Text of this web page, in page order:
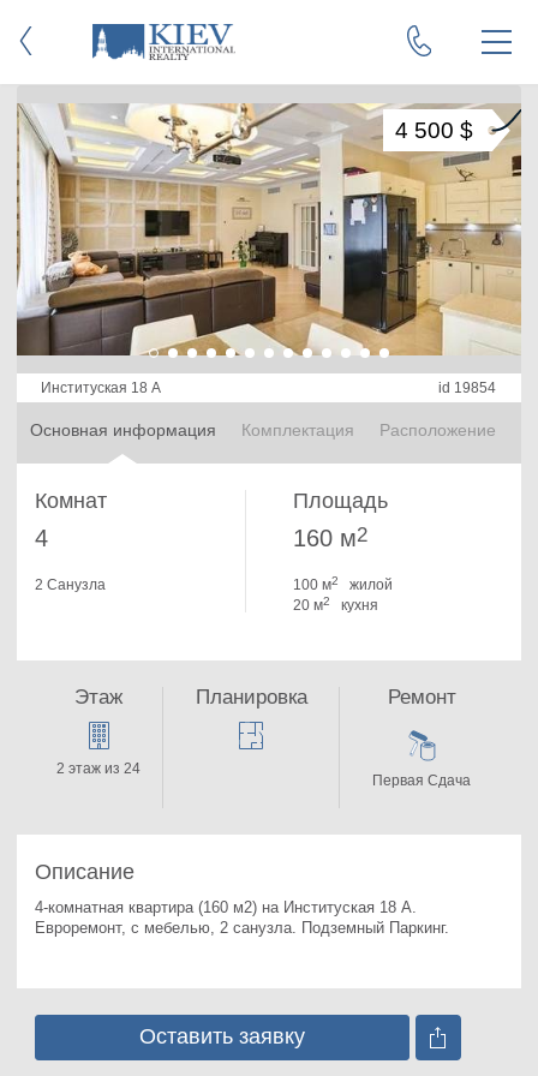
Институская 18 А id 19854
Основная информация Комплектация Расположение
4 500 $
Комнат
4
2 Санузла
Площадь
160 м2
100 м2
жилой
20 м2 кухня
Описание
Евроремонт, с мебелью, 2 санузла. Подземный Паркинг.
Этаж
2 этаж из 24
Планировка Ремонт
Первая Сдача
Оставить заявку